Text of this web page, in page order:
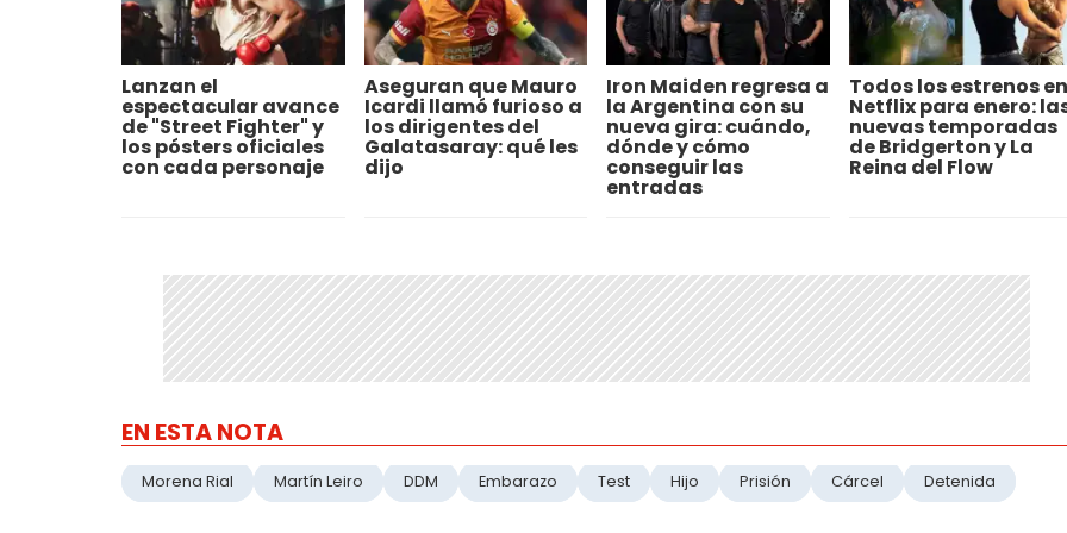
Lanzan el
espectacular avance
de "Street Fighter" y
los pósters oficiales
con cada personaje
Aseguran que Mauro
Icardi llamó furioso a
los dirigentes del
Galatasaray: qué les
dijo
Iron Maiden regresa a
la Argentina con su
nueva gira: cuándo,
dónde y cómo
conseguir las
entradas
Todos los estrenos en
Netflix para enero:
nuevas temporadas
de Bridgerton y La
Reina del Flow
EN ESTA NOTA
Morena Rial Martín Leiro DDM Embarazo Test Hijo Prisión Cárcel Detenida